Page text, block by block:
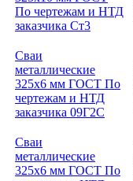
По чертежам и НТД
заказчика Ст3
Сваи
металлические
325x6 мм ГОСТ По
чертежам и НТД
заказчика 09Г2С
Сваи
металлические
325x6 мм ГОСТ По